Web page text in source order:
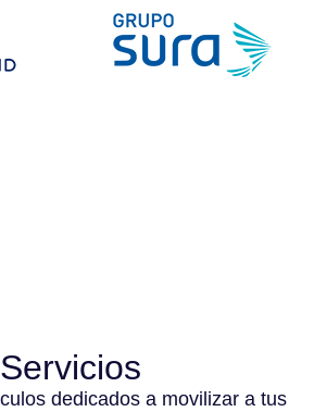
Servicios
dedicados a movilizar a tus